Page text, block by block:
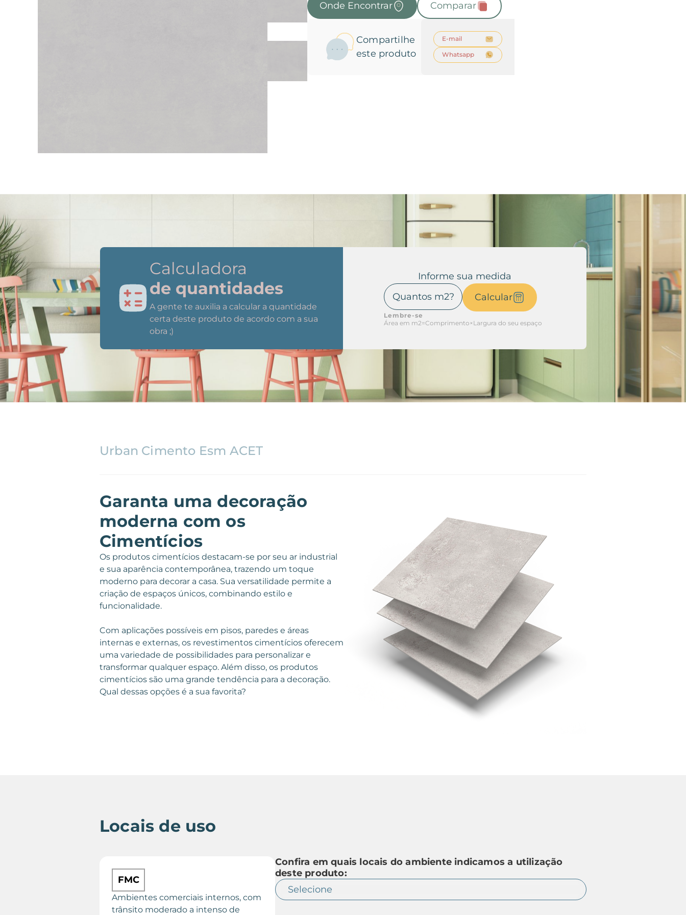
Onde Encontrar Comparar
Compartilhe
este produto
E-mail
Whatsapp
Calculadora
de quantidades
A gente te auxilia a calcular a quantidade
certa deste produto de acordo com a sua
obra ;)
Informe sua medida
Calcular
Lembre-se
Área em m2=Comprimento×Largura do seu espaço
Urban Cimento Esm ACET
Garanta uma decoração
moderna com os
Cimentícios
Os produtos cimentícios destacam-se por seu ar industrial
e sua aparência contemporânea, trazendo um toque
moderno para decorar a casa. Sua versatilidade permite a
criação de espaços únicos, combinando estilo e
funcionalidade.
Com aplicações possíveis em pisos, paredes e áreas
internas e externas, os revestimentos cimentícios oferecem
uma variedade de possibilidades para personalizar e
transformar qualquer espaço. Além disso, os produtos
cimentícios são uma grande tendência para a decoração.
Qual dessas opções é a sua favorita?
Locais de uso
FMC
Ambientes comerciais internos, com
trânsito moderado a intenso de
Confira em quais locais do ambiente indicamos a utilização
deste produto: